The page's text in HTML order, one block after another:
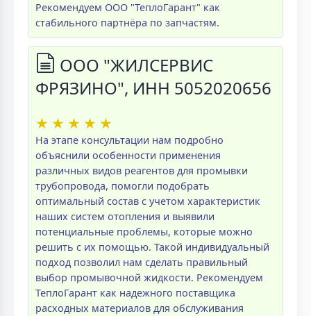
Рекомендуем ООО "ТеплоГарант" как
стабильного партнёра по запчастям.
ООО "ЖИЛСЕРВИС
ФРЯЗИНО", ИНН 5052020656
★ ★ ★ ★ ★
На этапе консультации нам подробно
объяснили особенности применения
различных видов реагентов для промывки
трубопровода, помогли подобрать
оптимальный состав с учетом характеристик
наших систем отопления и выявили
потенциальные проблемы, которые можно
решить с их помощью. Такой индивидуальный
подход позволил нам сделать правильный
выбор промывочной жидкости. Рекомендуем
ТеплоГарант как надежного поставщика
расходных материалов для обслуживания